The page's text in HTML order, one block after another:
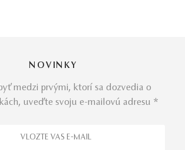
NOVINKY
medzi prvými, ktorí sa dozvedia o
uveďte svoju e-mailovú adresu *